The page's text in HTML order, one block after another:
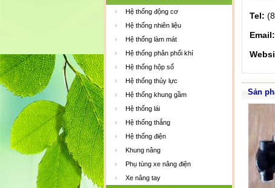
Hệ thống động cơ
Hệ thống nhiên liệu
Hệ thống làm mát
Hệ thống phân phối khí
Hệ thống hộp số
Hệ thống thủy lực
Hệ thống khung gầm
Hệ thống lái
Hệ thống thắng
Hệ thống điện
Khung nâng
Phụ tùng xe nâng điện
Xe nâng tay
Tel:
Email:
Sản